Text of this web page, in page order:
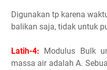
Digunakan tp karena
balikan saja, tidak untuk
Latih-4: Modulus Bulk
massa air adalah A.